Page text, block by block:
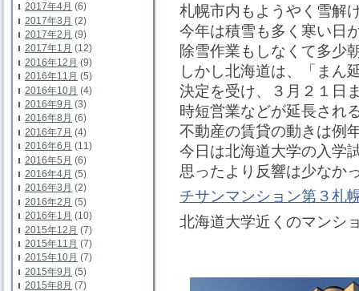
2017年4月 (6)
2017年3月 (2)
2017年2月 (9)
2017年1月 (12)
2016年12月 (9)
2016年11月 (5)
2016年10月 (4)
2016年9月 (3)
2016年8月 (6)
2016年7月 (4)
2016年6月 (11)
2016年5月 (6)
2016年4月 (5)
2016年3月 (2)
2016年2月 (5)
2016年1月 (10)
2015年12月 (7)
2015年11月 (7)
2015年10月 (7)
2015年9月 (5)
2015年8月 (7)
札幌市内もようやく雪解
今年は積雪も多く寒い日
除雪作業もしなくて多少
しかし北海道は、「まん
決定を受け、３月２１日
時短営業などが延長され
不動産の賃貸の動きは例
今日は北海道大学の入学
思ったより反響は少なか
チサンマンション第３札
北海道大学近くのマンシ